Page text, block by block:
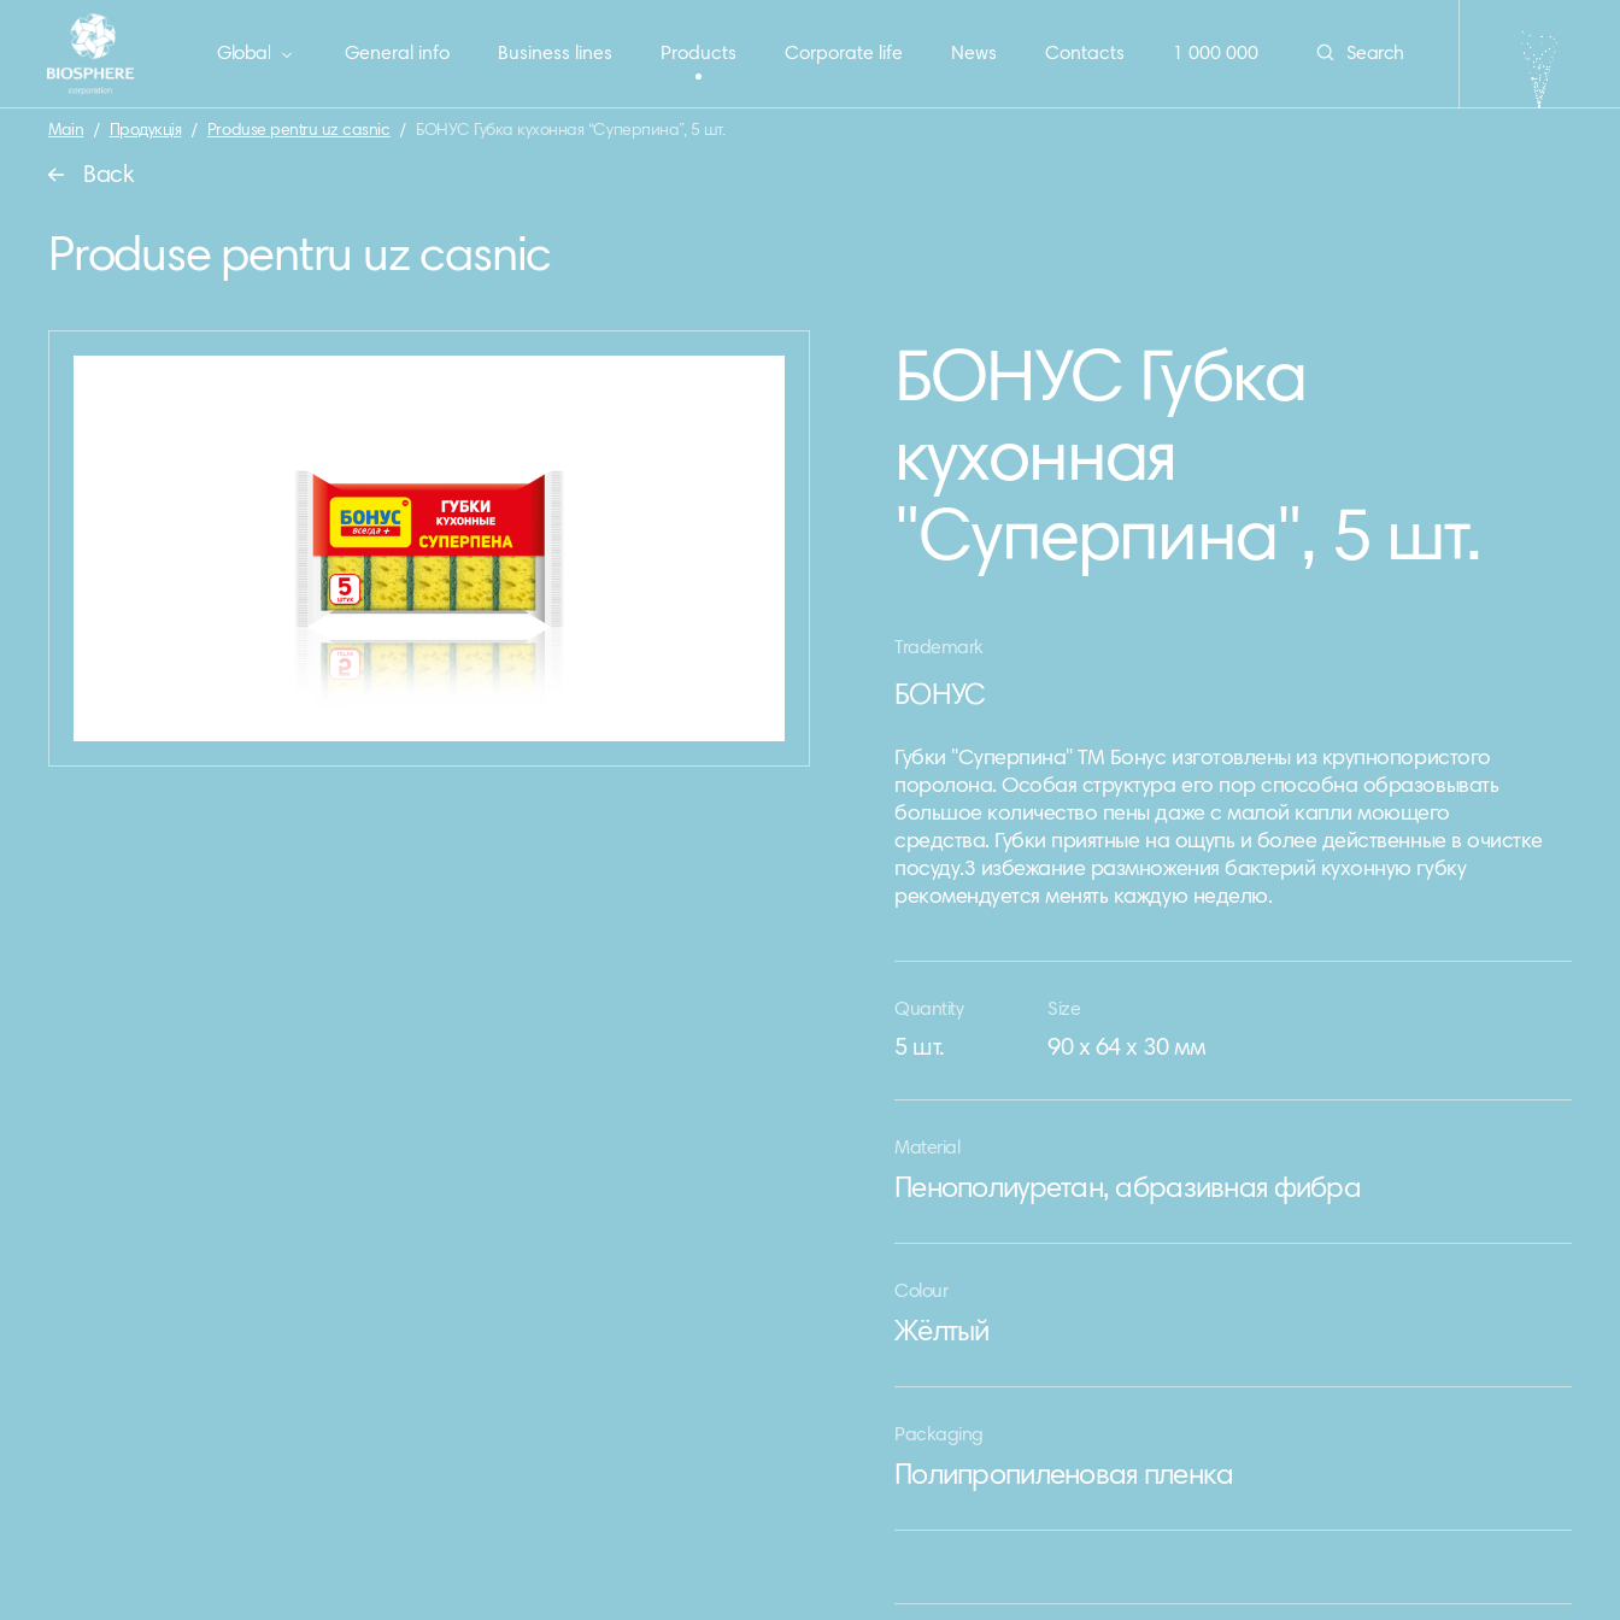
General info Business lines Products Corporate life News Contacts 1 000 000 Search
Global
Main / Продукція / Produse pentru uz casnic / БОНУС Губка кухонная “Суперпина”, 5 шт.
Back
Produse pentru uz casnic
БОНУС Губка
кухонная
"Суперпина", 5 шт.
Trademark
БОНУС
Губки "Суперпина" ТМ Бонус изготовлены из крупнопористого
поролона. Особая структура его пор способна образовывать
большое количество пены даже с малой капли моющего
средства. Губки приятные на ощупь и более действенные в очистке
посуду.З избежание размножения бактерий кухонную губку
рекомендуется менять каждую неделю.
Quantity
5 шт.
Size
90 х 64 х 30 мм
Material
Пенополиуретан, абразивная фибра
Colour
Жёлтый
Packaging
Полипропиленовая пленка